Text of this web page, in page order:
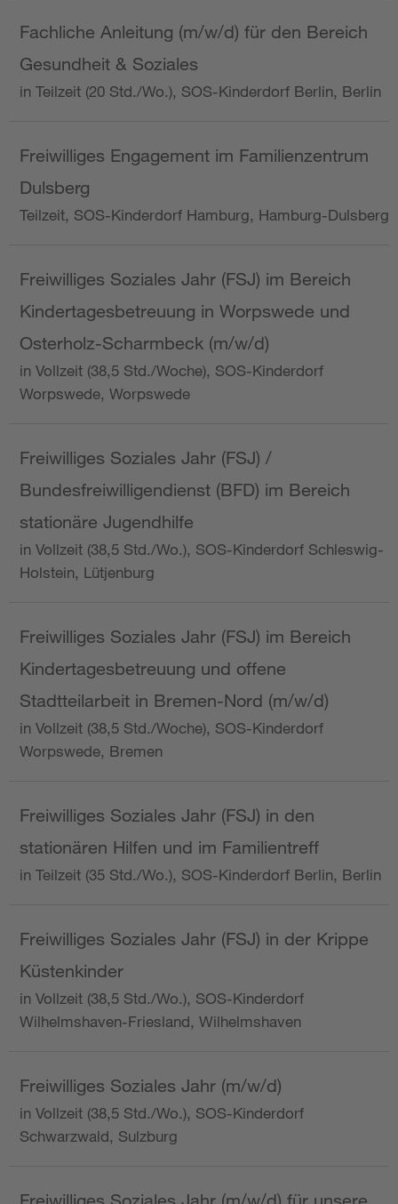
Fachliche Anleitung (m/w/d) für den Bereich
Gesundheit & Soziales
in Teilzeit (20 Std./Wo.), SOS-Kinderdorf Berlin, Berlin
Freiwilliges Engagement im Familienzentrum
Dulsberg
Teilzeit, SOS-Kinderdorf Hamburg, Hamburg-Dulsberg
Freiwilliges Soziales Jahr (FSJ) im Bereich
Kindertagesbetreuung in Worpswede und
Osterholz-Scharmbeck (m/w/d)
in Vollzeit (38,5 Std./Woche), SOS-Kinderdorf
Worpswede, Worpswede
Freiwilliges Soziales Jahr (FSJ) /
Bundesfreiwilligendienst (BFD) im Bereich
stationäre Jugendhilfe
in Vollzeit (38,5 Std./Wo.), SOS-Kinderdorf Schleswig-
Holstein, Lütjenburg
Freiwilliges Soziales Jahr (FSJ) im Bereich
Kindertagesbetreuung und offene
Stadtteilarbeit in Bremen-Nord (m/w/d)
in Vollzeit (38,5 Std./Woche), SOS-Kinderdorf
Worpswede, Bremen
Freiwilliges Soziales Jahr (FSJ) in den
stationären Hilfen und im Familientreff
in Teilzeit (35 Std./Wo.), SOS-Kinderdorf Berlin, Berlin
Freiwilliges Soziales Jahr (FSJ) in der Krippe
Küstenkinder
in Vollzeit (38,5 Std./Wo.), SOS-Kinderdorf
Wilhelmshaven-Friesland, Wilhelmshaven
Freiwilliges Soziales Jahr (m/w/d)
in Vollzeit (38,5 Std./Wo.), SOS-Kinderdorf
Schwarzwald, Sulzburg